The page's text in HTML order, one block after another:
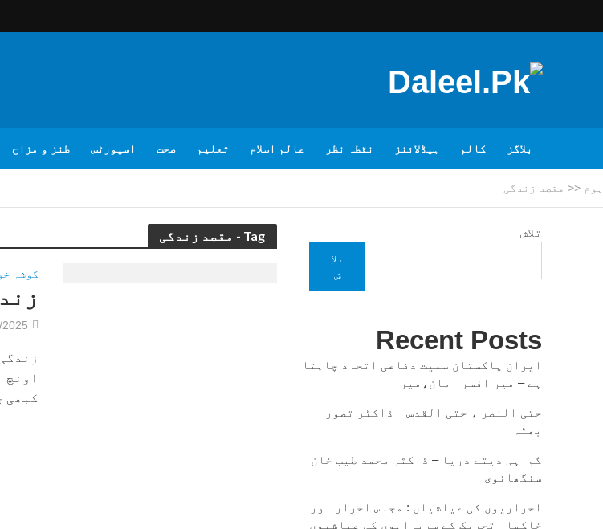
بلاگز کالم ہیڈلائنز نقطہ نظر عالم اسلام تعلیم صحت اسپورٹس طنز و مزاح
ہوم << مقصد زندگی
Tag - مقصد زندگی
گوشہ
اونچ
کبھی
تلاش
تلا
ش
Recent Posts
ایران پاکستان سمیت دفاعی اتحاد چاہتا
ہے – میر افسر امان،میر
حتی النصر ، حتی القدس – ڈاکٹر تصور
بھٹہ
گواہی دیتے دریا – ڈاکٹر محمد طیب خان
سنگھانوی
احراریوں کی عیاشیاں : مجلس احرار اور
خاکسار تحریک کے سربراہوں کی عیاشیوں